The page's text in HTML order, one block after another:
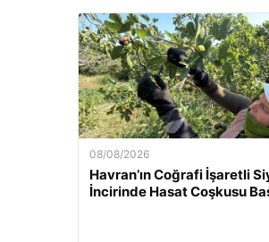
08/08/2026
Havran’ın Coğrafi İşaretli
İncirinde Hasat Coşkusu